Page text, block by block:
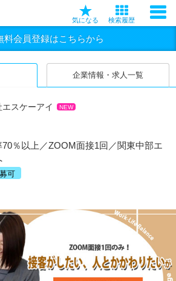
気になる 検索履歴
料会員登録はこちらから
企業情報・求人一覧
スケーアイ NEW
％以上／ZOOM面接1回／関東中部エ
可